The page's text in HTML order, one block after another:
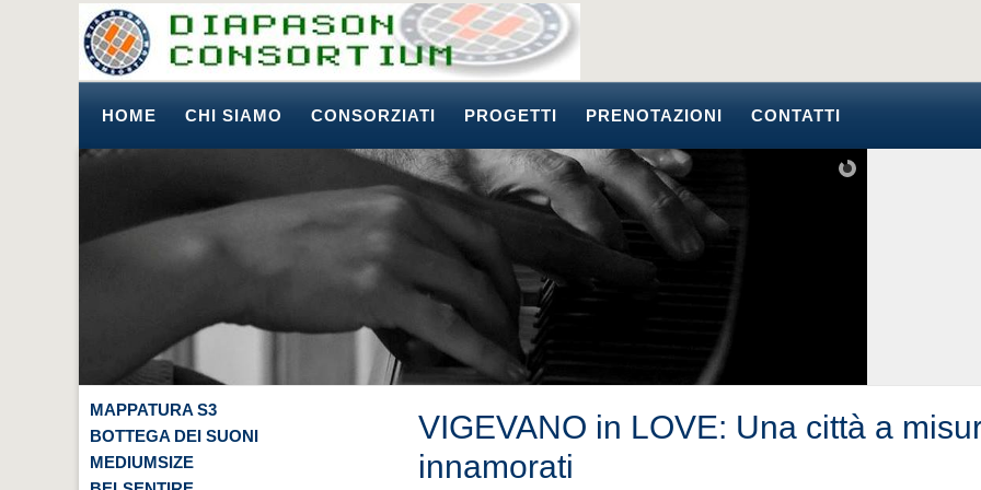
HOME CHI SIAMO CONSORZIATI PROGETTI PRENOTAZIONI CONTATTI
MAPPATURA S3
BOTTEGA DEI SUONI
MEDIUMSIZE
VIGEVANO in LOVE: Una città a
innamorati